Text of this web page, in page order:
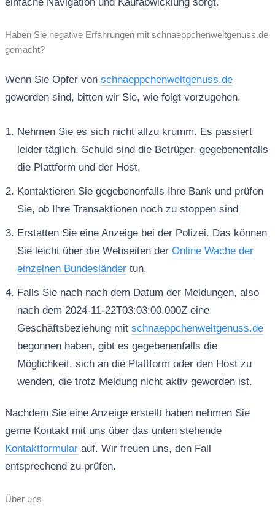
Haben Sie negative Erfahrungen mit schnaeppchenweltgenuss.de
gemacht?
Wenn Sie Opfer von schnaeppchenweltgenuss.de
geworden sind, bitten wir Sie, wie folgt vorzugehen.
Nehmen Sie es sich nicht allzu krumm. Es passiert
leider täglich. Schuld sind die Betrüger, gegebenenfalls
die Plattform und der Host.
Kontaktieren Sie gegebenenfalls Ihre Bank und prüfen
Sie, ob Ihre Transaktionen noch zu stoppen sind
Erstatten Sie eine Anzeige bei der Polizei. Das können
Sie leicht über die Webseiten der Online Wache der
einzelnen Bundesländertun.
Falls Sie nach nach dem Datum der Meldungen, also
nach dem 2024-11-22T03:03:00.000Z eine
Geschäftsbeziehung mit schnaeppchenweltgenuss.de
begonnen haben, gibt es gegebenenfalls die
Möglichkeit, sich an die Plattform oder den Host zu
wenden, die trotz Meldung nicht aktiv geworden ist.
Nachdem Sie eine Anzeige erstellt haben nehmen Sie
gerne Kontakt mit uns über das unten stehende
Kontaktformularauf. Wir freuen uns, den Fall
entsprechend zu prüfen.
Über uns